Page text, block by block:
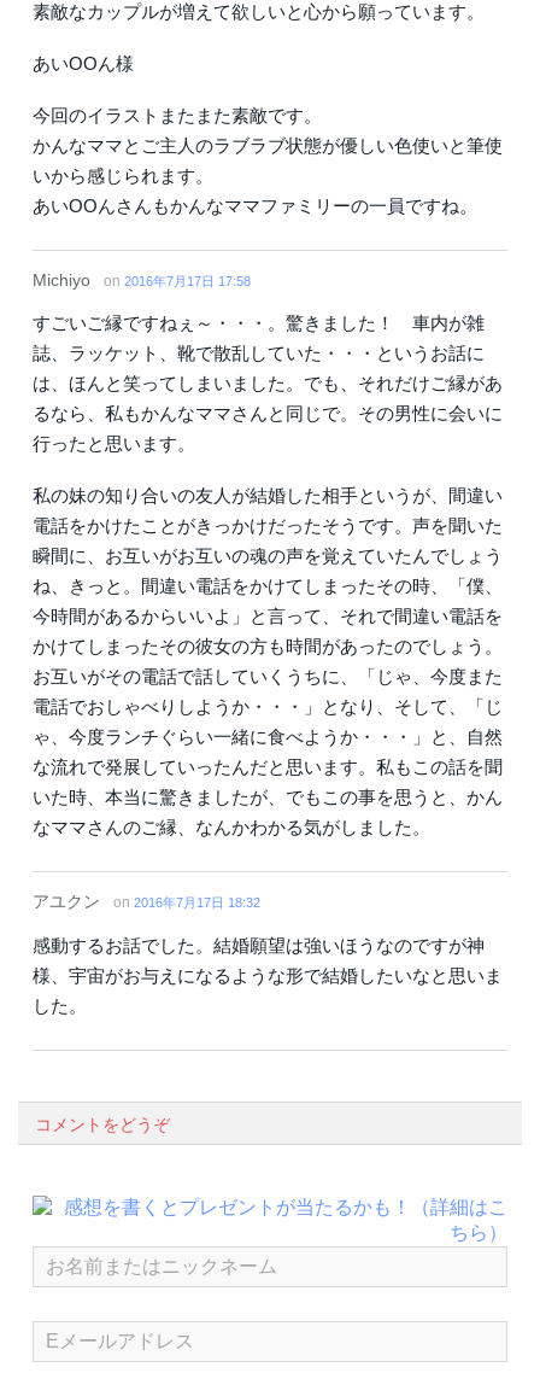
素敵なカップルが増えて欲しいと心から願っています。
あいOOん様
今回のイラストまたまた素敵です。
かんなママとご主人のラブラブ状態が優しい色使いと筆使
いから感じられます。
あいOOんさんもかんなママファミリーの一員ですね。
Michiyo on 2016年7月17日 17:58
すごいご縁ですねぇ～・・・。驚きました！ 車内が雑
誌、ラッケット、靴で散乱していた・・・というお話に
は、ほんと笑ってしまいました。でも、それだけご縁があ
るなら、私もかんなママさんと同じで。その男性に会いに
行ったと思います。
私の妹の知り合いの友人が結婚した相手というが、間違い
電話をかけたことがきっかけだったそうです。声を聞いた
瞬間に、お互いがお互いの魂の声を覚えていたんでしょう
ね、きっと。間違い電話をかけてしまったその時、「僕、
今時間があるからいいよ」と言って、それで間違い電話を
かけてしまったその彼女の方も時間があったのでしょう。
お互いがその電話で話していくうちに、「じゃ、今度また
電話でおしゃべりしようか・・・」となり、そして、「じ
ゃ、今度ランチぐらい一緒に食べようか・・・」と、自然
な流れで発展していったんだと思います。私もこの話を聞
いた時、本当に驚きましたが、でもこの事を思うと、かん
なママさんのご縁、なんかわかる気がしました。
アユクン on 2016年7月17日 18:32
感動するお話でした。結婚願望は強いほうなのですが神
様、宇宙がお与えになるような形で結婚したいなと思いま
した。
コメントをどうぞ